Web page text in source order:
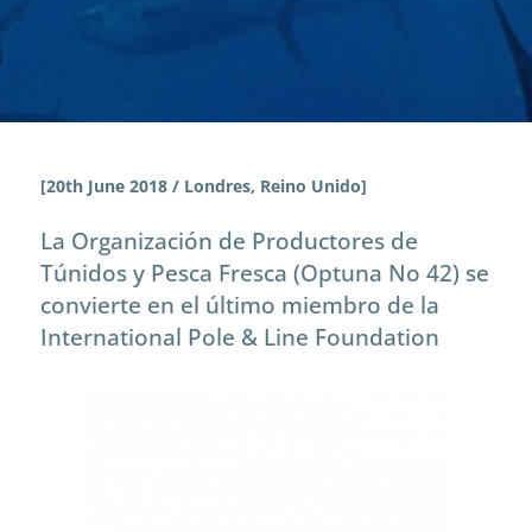
[20th June 2018 / Londres, Reino Unido]
La Organización de Productores de
Túnidos y Pesca Fresca (Optuna No 42) se
convierte en el último miembro de la
International Pole & Line Foundation